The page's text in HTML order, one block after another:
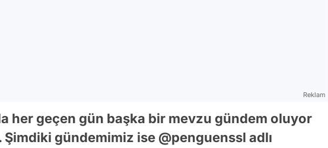
Reklam
her geçen gün başka bir mevzu gündem oluyor
gündemimiz ise @penguenssl adlı